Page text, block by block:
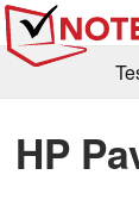
Kaufberatung
HP